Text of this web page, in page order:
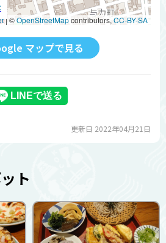
| ©OpenStreetMapcontributors,CC-BY-SA
マップで見る
更新日 2022年04月21日
ト